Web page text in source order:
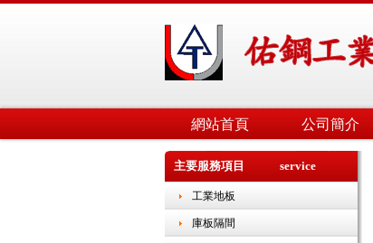
網站首頁 公司簡介
主要服務項目 service
工業地板
庫板隔間